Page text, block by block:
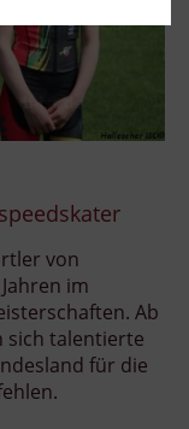
von
im
Ab
sich talentierte
für die